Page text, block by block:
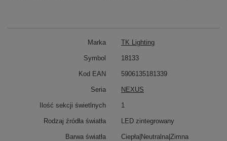
Marka TK Lighting
Symbol 18133
Kod EAN 5906135181339
Seria NEXUS
Ilość sekcji świetlnych 1
Rodzaj źródła światła LED zintegrowany
Barwa światła Ciepła|Neutralna|Zimna